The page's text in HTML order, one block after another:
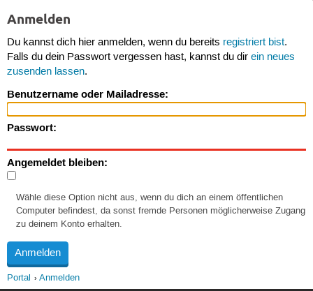
Anmelden
Du kannst dich hier anmelden, wenn du bereits registriert bist.
Falls du dein Passwort vergessen hast, kannst du dir ein neues
zusenden lassen.
Benutzername oder Mailadresse:
Passwort:
Angemeldet bleiben:
Wähle diese Option nicht aus, wenn du dich an einem öffentlichen
Computer befindest, da sonst fremde Personen möglicherweise Zugang
zu deinem Konto erhalten.
Portal Anmelden